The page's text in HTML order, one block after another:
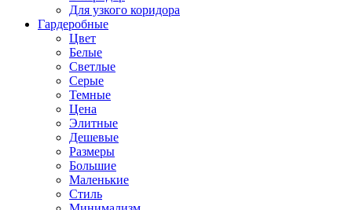
Для узкого коридора
Гардеробные
Цвет
Белые
Светлые
Серые
Темные
Цена
Элитные
Дешевые
Размеры
Большие
Маленькие
Стиль